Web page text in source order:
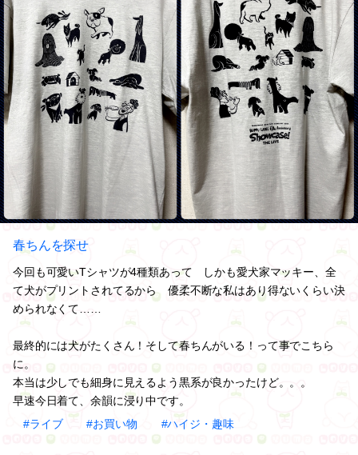
春ちんを探せ
今回も可愛いTシャツが4種類あって しかも愛犬家マッキー、全
て犬がプリントされてるから 優柔不断な私はあり得ないくらい決
められなくて……
最終的には犬がたくさん！そして春ちんがいる！って事でこちら
に。
本当は少しでも細身に見えるよう黒系が良かったけど。。。
早速今日着て、余韻に浸り中です。
#ライブ
#お買い物 #ハイジ・趣味